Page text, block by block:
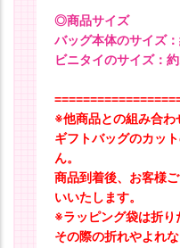
◎商品サイズ
バッグ本体のサイズ
ビニタイのサイズ：
※他商品との組み合わ
ギフトバッグのカッ
ん。
商品到着後、お客様
いいたします。
※ラッピング袋は折り
その際の折れやよれ